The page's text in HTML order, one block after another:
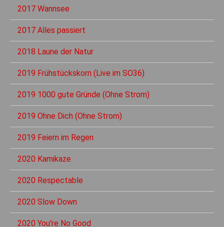
2017 Wannsee
2017 Alles passiert
2018 Laune der Natur
2019 Frühstückskorn (Live im SO36)
2019 1000 gute Gründe (Ohne Strom)
2019 Ohne Dich (Ohne Strom)
2019 Feiern im Regen
2020 Kamikaze
2020 Respectable
2020 Slow Down
2020 You're No Good